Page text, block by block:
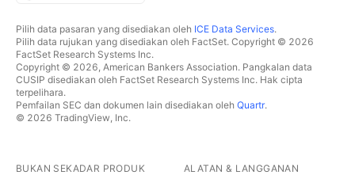
Pilih data pasaran yang disediakan oleh ICE Data Services.
Pilih data rujukan yang disediakan oleh FactSet. Copyright © 2026
FactSet Research Systems Inc.
Copyright © 2026, American Bankers Association. Pangkalan data
CUSIP disediakan oleh FactSet Research Systems Inc. Hak cipta
terpelihara.
Pemfailan SEC dan dokumen lain disediakan oleh Quartr.
© 2026 TradingView, Inc.
BUKAN SEKADAR PRODUK ALATAN & LANGGANAN